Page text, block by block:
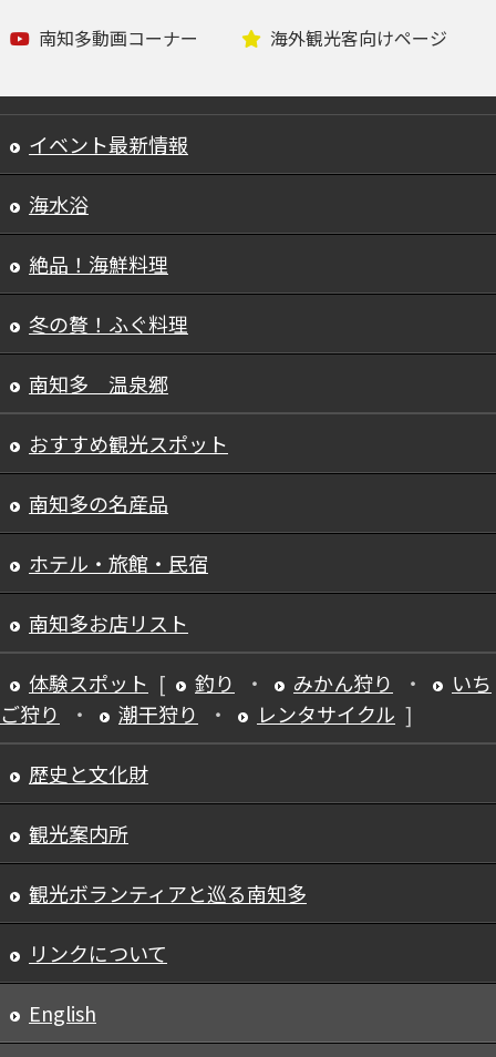
南知多動画コーナー 海外観光客向けページ
イベント最新情報
海水浴
絶品！海鮮料理
冬の贅！ふぐ料理
南知多 温泉郷
おすすめ観光スポット
南知多の名産品
ホテル・旅館・民宿
南知多お店リスト
体験スポット [ 釣り ・ みかん狩り ・
いち
ご狩り
・ 潮干狩り ・ レンタサイクル ]
歴史と文化財
観光案内所
観光ボランティアと巡る南知多
リンクについて
English